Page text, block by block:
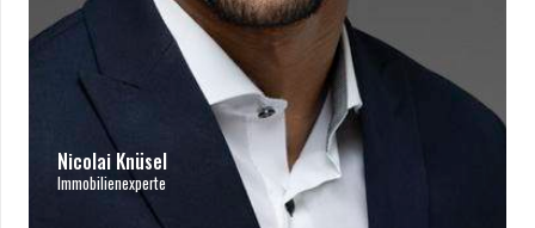
Nicolai Knüsel
Immobilienexperte